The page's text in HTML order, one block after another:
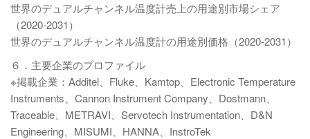
世界のデュアルチャンネル温度計売上の用途別市場シェア
（2020-2031）
世界のデュアルチャンネル温度計の用途別価格（2020-2031）
６．主要企業のプロファイル
※掲載企業：Additel、Fluke、Kamtop、Electronic Temperature
Instruments、Cannon Instrument Company、Dostmann、
Traceable、METRAVI、Servotech Instrumentation、D&N
Engineering、MISUMI、HANNA、InstroTek